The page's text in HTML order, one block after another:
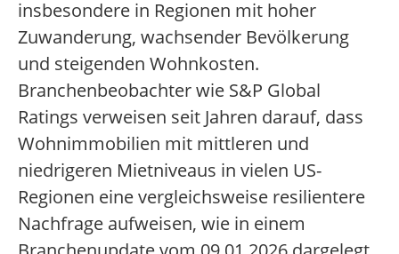
insbesondere in Regionen mit hoher
Zuwanderung, wachsender Bevölkerung
und steigenden Wohnkosten.
Branchenbeobachter wie S&P Global
Ratings verweisen seit Jahren darauf, dass
Wohnimmobilien mit mittleren und
niedrigeren Mietniveaus in vielen US-
Regionen eine vergleichsweise resilientere
Nachfrage aufweisen, wie in einem